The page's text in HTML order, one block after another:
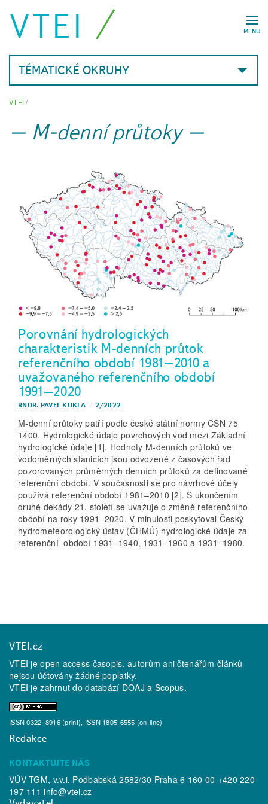
MENU
VTEI
TÉMATICKÉ OKRUHY
VTEI/
M-denní průtoky
Porovnání hydrologických
charakteristik M-denních průtok
referenčního období 1981–2010 a
uvažovaného referenčního období
1991–2020
RNDR. PAVEL KUKLA – 2/2022
M-denní průtoky patří podle české státní normy ČSN 75
1400. Hydrologické údaje povrchových vod mezi Základní
hydrologické údaje [1]. Hodnoty M-denních průtoků ve
vodoměrných stanicích jsou odvozené z časových řad
pozorovaných průměrných denních průtoků za definované
referenční období. V současnosti se pro návrhové účely
používá referenční období 1981–2010 [2]. S ukončením
druhé dekády 21. století se uvažuje o změně referenčního
období na roky 1991–2020. V minulosti poskytoval Český
hydrometeorologický ústav (ČHMÚ) hydrologické údaje za
referenční období 1931–1940, 1931–1960 a 1931–1980.
VTEI.cz
VTEI je open access časopis, autorům ani čtenářům článků
nejsou účtovány žádné poplatky.
VTEI je zahrnut do databází DOAJ a Scopus.
ISSN 0322–8916 (print), ISSN 1805-6555 (on-line)
Redakce
KONTAKTUJTE NÁS
VÚV TGM, v.v.i. Podbabská 2582/30 Praha 6 160 00 +420 220
197 111info@vtei.cz